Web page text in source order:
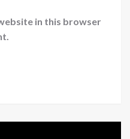
in this browser